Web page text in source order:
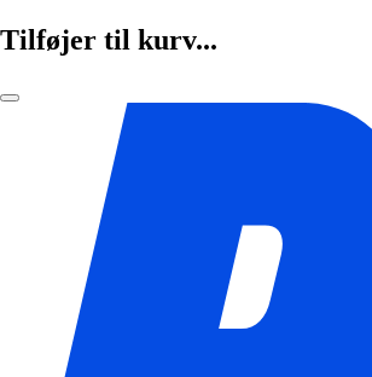
Tilføjer til kurv...